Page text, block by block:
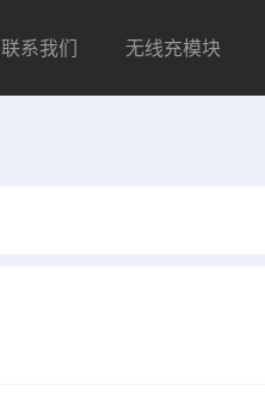
联系我们 无线充模块